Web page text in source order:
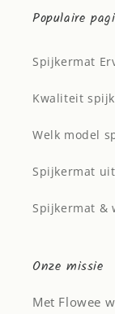
Populaire
Spijkermat
Kwaliteit
Welk model
Spijkermat
Spijkermat &
Onze missie
Met Flowee